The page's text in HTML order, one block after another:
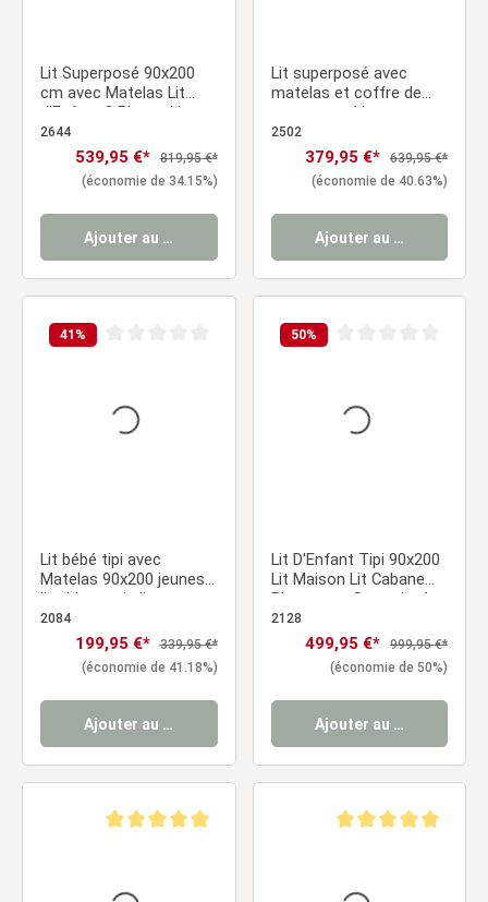
Lit Superposé 90x200
cm avec Matelas Lit
d'Enfant 3 Places Lit
Triple en Bois Blanc Lit
Mezzanine Lit Hauteur
Sommier à lattes
2644
Prix de vente :
539,95 €* Prix régulier :
819,95 €*
(économie de 34.15%)
Ajouter au panier
Lit superposé avec
matelas et coffre de
rangement Lit
superposé 90 x 200 cm
Lit mezzanine Lit
superposé Lit d'enfant
2502
Prix de vente :
379,95 €* Prix régulier :
639,95 €*
(économie de 40.63%)
Ajouter au panier
41 %
Lit bébé tipi avec
Matelas 90x200 jeunes
lits blanc gris lit
Chambre enfant tissu
2084
Prix de vente :
199,95 €* Prix régulier :
339,95 €*
(économie de 41.18%)
Ajouter au panier
50%
Lit D'Enfant Tipi 90x200
Lit Maison Lit Cabane
Blanc avec Sommier à
Lattes Tiroir
2128
Prix de vente :
499,95 €* Prix régulier :
999,95 €*
(économie de 50%)
Ajouter au panier